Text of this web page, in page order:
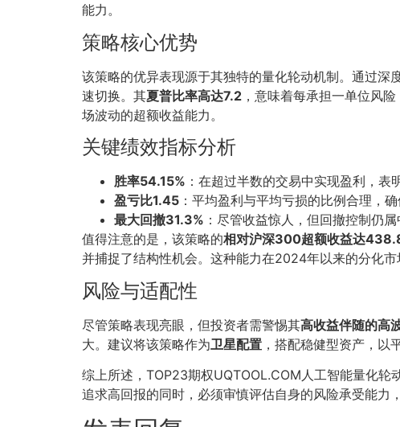
能力。
策略核心优势
该策略的优异表现源于其独特的量化轮动机制。通过
速切换。其夏普比率高达7.2 ，意味着每承担一单位风
场波动的超额收益能力。
关键绩效指标分析
胜率54.15% ：在超过半数的交易中实现盈利，表
盈亏比1.45 ：平均盈利与平均亏损的比例合理，
最大回撤31.3% ：尽管收益惊人，但回撤控制仍
值得注意的是，该策略的相对沪深300超额收益达
并捕捉了结构性机会。这种能力在2024年以来的分化市
风险与适配性
尽管策略表现亮眼，但投资者需警惕其高收益伴随的高
大。建议将该策略作为卫星配置 ，搭配稳健型资产，以
综上所述，TOP23期权UQTOOL.COM人工智能量化轮
追求高回报的同时，必须审慎评估自身的风险承受能力